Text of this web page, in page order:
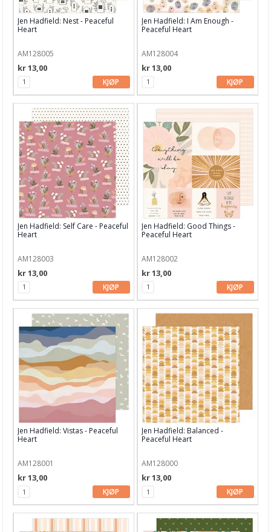
Tegneutstyr, penner & tusjer
Tekstil hobby
Dekor & Bord
Gaveinnpakking
Kake & Bake
Bøker & Blader
Tema
Leverandører
Jen Hadfield: Nest - Peaceful
Heart
AM128005
kr 13,00
KJØP
Jen Hadfield: I Am Enough -
Peaceful Heart
AM128004
kr 13,00
KJØP
Jen Hadfield: Self Care - Peaceful
Heart
AM128003
kr 13,00
KJØP
Jen Hadfield: Good Things -
Peaceful Heart
AM128002
kr 13,00
KJØP
Jen Hadfield: Vistas - Peaceful
Heart
AM128001
kr 13,00
KJØP
Jen Hadfield: Balanced -
Peaceful Heart
AM128000
kr 13,00
KJØP